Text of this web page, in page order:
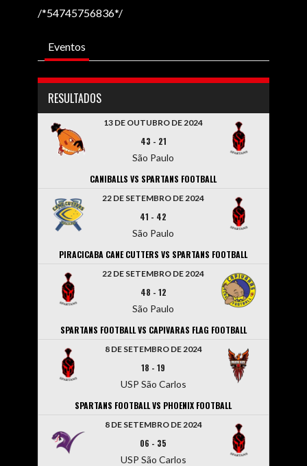
/*54745756836*/
Eventos
RESULTADOS
13 DE OUTUBRO DE 2024
43 - 21
São Paulo
CANIBALLS VS SPARTANS FOOTBALL
22 DE SETEMBRO DE 2024
41 - 42
São Paulo
PIRACICABA CANE CUTTERS VS SPARTANS FOOTBALL
22 DE SETEMBRO DE 2024
48 - 12
São Paulo
SPARTANS FOOTBALL VS CAPIVARAS FLAG FOOTBALL
8 DE SETEMBRO DE 2024
18 -19
USP São Carlos
SPARTANS FOOTBALL VS PHOENIX FOOTBALL
8 DE SETEMBRO DE 2024
06 - 35
USP São Carlos